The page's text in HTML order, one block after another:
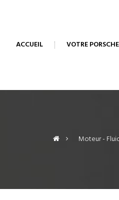
ACCUEIL VOTRE
> Moteur -